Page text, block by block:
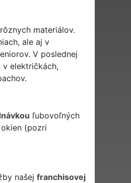
materiálov.
ale aj v
V poslednej
električkách,
ľubovoľných
(pozri
našej franchisovej